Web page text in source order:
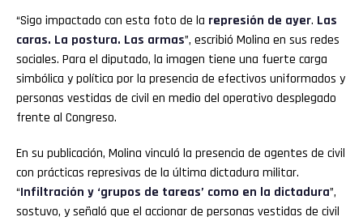
“Sigo impactado con esta foto de la represión de ayer. Las
caras. La postura. Las armas”, escribió Molina en sus redes
sociales. Para el diputado, la imagen tiene una fuerte carga
simbólica y política por la presencia de efectivos uniformados y
personas vestidas de civil en medio del operativo desplegado
frente al Congreso.
En su publicación, Molina vinculó la presencia de agentes de civil
con prácticas represivas de la última dictadura militar.
“Infiltración y ‘grupos de tareas’ como en la dictadura”,
sostuvo, y señaló que el accionar de personas vestidas de civil